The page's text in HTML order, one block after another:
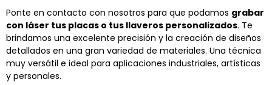
Ponte en contacto con nosotros para que podamos grabar
con láser tus placas o tus llaveros personalizados. Te
brindamos una excelente precisión y la creación de diseños
detallados en una gran variedad de materiales. Una técnica
muy versátil e ideal para aplicaciones industriales, artísticas
y personales.